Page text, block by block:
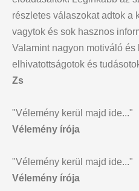
részletes válaszokat adtok a
vagytok és sok hasznos
Valamint nagyon motiváló és
elhivatottságotok és
Zs
"Vélemény kerül majd ide..."
Vélemény írója
"Vélemény kerül majd ide..."
Vélemény írója